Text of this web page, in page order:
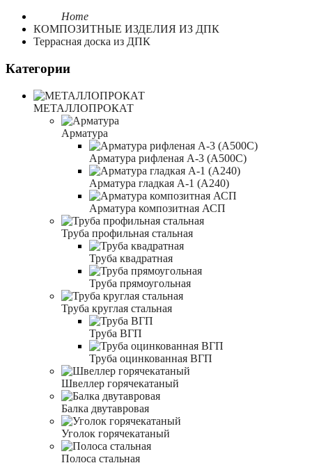
Home
КОМПОЗИТНЫЕ ИЗДЕЛИЯ ИЗ ДПК
Террасная доска из ДПК
Категории
МЕТАЛЛОПРОКАТ
Арматура
Арматура рифленая А-3 (А500С)
Арматура гладкая А-1 (А240)
Арматура композитная АСП
Труба профильная стальная
Труба квадратная
Труба прямоугольная
Труба круглая стальная
Труба ВГП
Труба оцинкованная ВГП
Швеллер горячекатаный
Балка двутавровая
Уголок горячекатаный
Полоса стальная